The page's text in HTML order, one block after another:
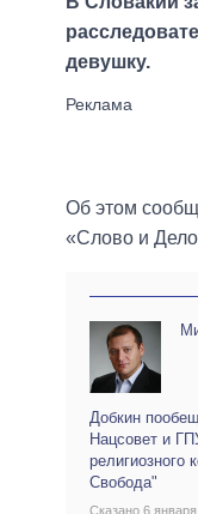
девушку.
Об этом
«Слово и
Добкин
Нацсовет и
религиозного
Свобода"
Сказано 6 января